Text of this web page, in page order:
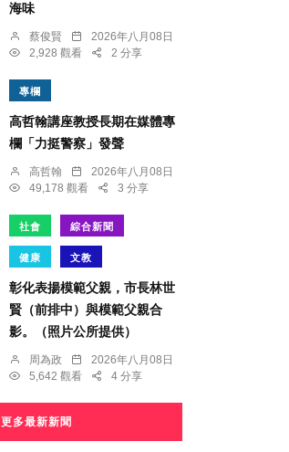
海味
蔡俊賢
2026年八月08日
2,928 觀看
2 分享
專欄
高哲翰講座教授長期在媒體專
欄「力挺警察」發聲
高哲翰
2026年八月08日
49,178 觀看
3 分享
社會 綜合新聞
健康 文教
彰化表揚模範父親，市長林世
賢（前排中）與模範父親合
影。（照片公所提供）
周為政
2026年八月08日
5,642 觀看
4 分享
更多最新新聞